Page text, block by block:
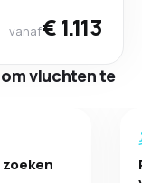
vanaf€ 1.113
vluchten te